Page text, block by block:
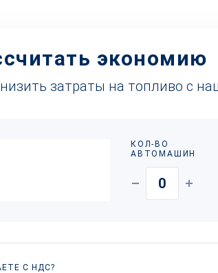
экономию
затраты на топливо с
КОЛ-ВО
АВТОМАШИН
С НДС?